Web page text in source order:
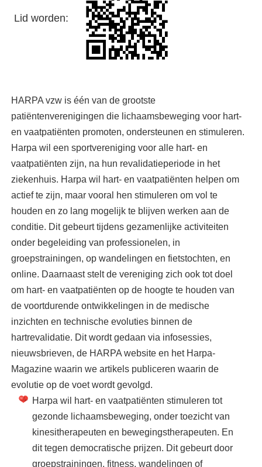
Lid worden:
HARPA vzw is één van de grootste
patiëntenverenigingen die lichaamsbeweging voor hart-
en vaatpatiënten promoten, ondersteunen en stimuleren.
Harpa wil een sportvereniging voor alle hart- en
vaatpatiënten zijn, na hun revalidatieperiode in het
ziekenhuis. Harpa wil hart- en vaatpatiënten helpen om
actief te zijn, maar vooral hen stimuleren om vol te
houden en zo lang mogelijk te blijven werken aan de
conditie. Dit gebeurt tijdens gezamenlijke activiteiten
onder begeleiding van professionelen, in
groepstrainingen, op wandelingen en fietstochten, en
online. Daarnaast stelt de vereniging zich ook tot doel
om hart- en vaatpatiënten op de hoogte te houden van
de voortdurende ontwikkelingen in de medische
inzichten en technische evoluties binnen de
hartrevalidatie. Dit wordt gedaan via infosessies,
nieuwsbrieven, de HARPA website en het Harpa-
Magazine waarin we artikels publiceren waarin de
evolutie op de voet wordt gevolgd.
Harpa wil hart- en vaatpatiënten stimuleren tot
gezonde lichaamsbeweging, onder toezicht van
kinesitherapeuten en bewegingstherapeuten. En
dit tegen democratische prijzen. Dit gebeurt door
groepstrainingen, fitness, wandelingen of